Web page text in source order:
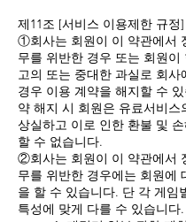
제11조 [서비스 이용제한 규정]
①회사는 회원이 이 약관에서
무를 위반한 경우 또는 회원이
고의 또는 중대한 과실로 회사
경우 이용 계약을 해지할 수
약 해지 시 회원은 유료서비스
상실하고 이로 인한 환불 및
할 수 없습니다.
②회사는 회원이 이 약관에서
무를 위반한 경우에는 회원에
을 할 수 있습니다. 단 각 게임
특성에 맞게 다를 수 있습니다.